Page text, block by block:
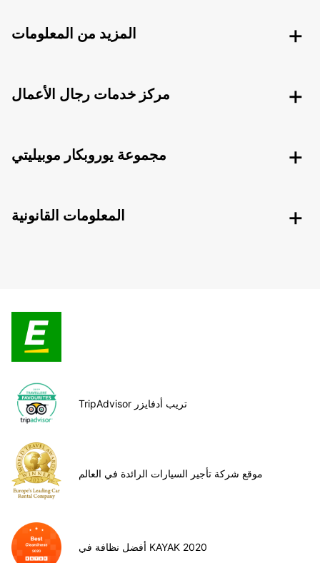
المزيد من المعلومات
مركز خدمات رجال الأعمال
مجموعة يوروبكار موبيليتي
المعلومات القانونية
TripAdvisor تريب أدفايزر
موقع شركة تأجير السيارات الرائدة في العالم
أفضل نظافة في KAYAK 2020